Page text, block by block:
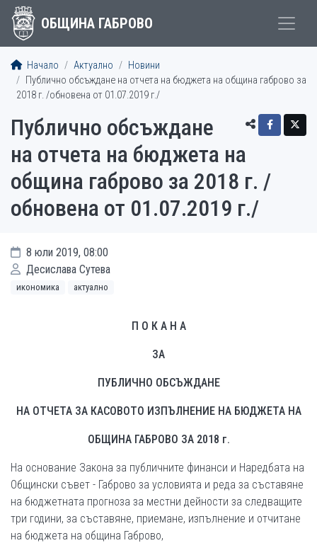
ОБЩИНА ГАБРОВО
Начало Актуално
Новини
Публично обсъждане на отчета на бюджета на община габрово за
2018 г. /обновена от 01.07.2019 г./
Публично обсъждане
на отчета на бюджета на
община габрово за 2018 г. /
обновена от 01.07.2019 г./
8 юли 2019, 08:00
Десислава Сутева
икономика актуално
П О К А Н А
ЗА
ПУБЛИЧНО ОБСЪЖДАНЕ
НА ОТЧЕТА ЗА КАСОВОТО ИЗПЪЛНЕНИЕ НА БЮДЖЕТА НА
ОБЩИНА ГАБРОВО ЗА 2018 г.
На основание Закона за публичните финанси и Наредбата на
Общински съвет - Габрово за условията и реда за съставяне
на бюджетната прогноза за местни дейности за следващите
три години, за съставяне, приемане, изпълнение и отчитане
на бюджета на община Габрово,